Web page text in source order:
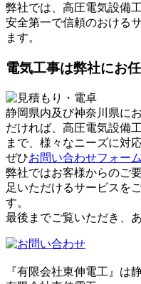
弊社では、高圧電気設備
安全第一で信頼のおける
ます。
電気工事は弊社にお
静岡県内及び神奈川県に
だければ、高圧電気設備
まで、様々なニーズに対
ぜひお問い合わせフォーム
弊社ではお客様からのご
足いただけるサービスを
す。
最後までご覧いただき、
『有限会社東伸電工』は